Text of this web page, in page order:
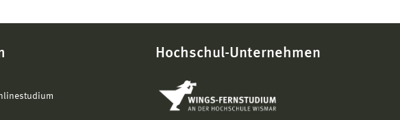
Hochschul-Unternehmen